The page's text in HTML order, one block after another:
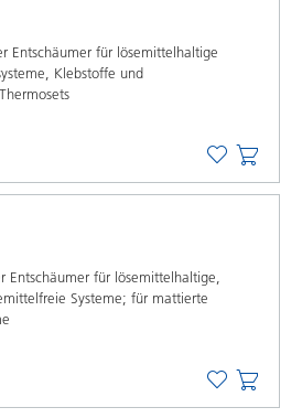
Entschäumer für lösemittelhaltige
Klebstoffe und
Entschäumer für lösemittelhaltige,
Systeme; für mattierte